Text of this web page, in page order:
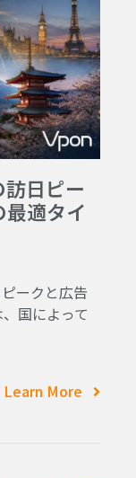
訪日ピー
適タイ
ークと広告
国によって
Learn More